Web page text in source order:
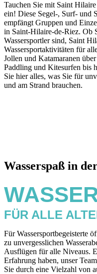
Tauchen Sie mit Saint
ein! Diese Segel-, Surf- und
empfängt Gruppen und
in Saint-Hilaire-de-Riez. Ob
Wassersportler sind, Saint
Wassersportaktivitäten für
Jollen und Katamaranen
Paddling und Kitesurfen bis
Sie hier alles, was Sie für
und am Strand brauchen.
Wasserspaß in
FÜR ALLE
Für Wassersportbegeisterte
zu unvergesslichen
Ausflügen für alle Niveaus.
Erfahrung haben, unser
Sie durch eine Vielzahl von